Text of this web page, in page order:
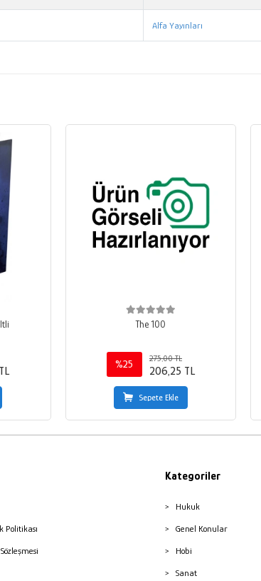
Alfa Yayınları
The 100
%25
275,00 TL
206,25 TL
Sepete Ekle
Politikası
Kategoriler
Hukuk
Genel Konular
Hobi
Sanat